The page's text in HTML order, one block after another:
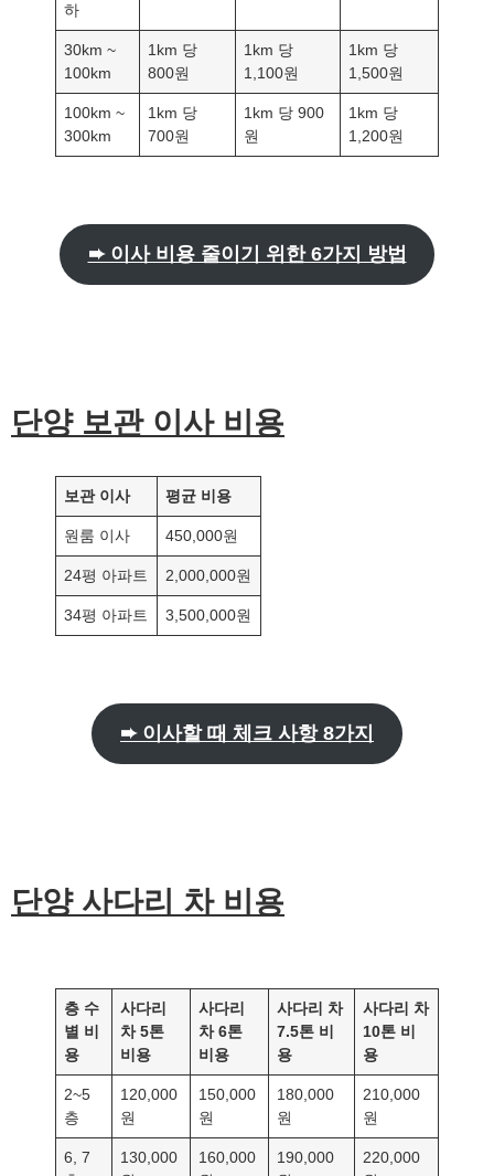
하
30km ~
100km
1km 당
800원
1km 당
1,100원
1km 당
1,500원
100km ~
300km
1km 당
700원
1km 당 900
원
1km 당
1,200원
➨ 이사 비용 줄이기 위한 6가지 방법
단양보관 이사 비용
보관 이사 평균 비용
원룸 이사 450,000원
24평 아파트 2,000,000원
34평 아파트 3,500,000원
➨ 이사할 때 체크 사항 8가지
단양사다리 차 비용
층 수
별 비
용
사다리
차 5톤
비용
사다리
차 6톤
비용
사다리 차
7.5톤 비
용
사다리 차
10톤 비
용
2~5
층
120,000
원
150,000
원
180,000
원
210,000
원
6, 7
130,000
160,000
190,000
220,000